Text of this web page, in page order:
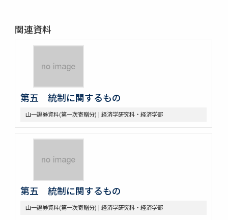
関連資料
第五 統制に関するもの
山一證券資料(第一次寄贈分) | 経済学研究科・経済学部
第五 統制に関するもの
山一證券資料(第一次寄贈分) | 経済学研究科・経済学部